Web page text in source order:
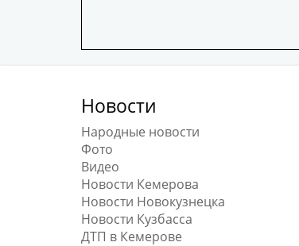
Новости
Народные новости
Фото
Видео
Новости Кемерова
Новости Новокузнецка
Новости Кузбасса
ДТП в Кемерове